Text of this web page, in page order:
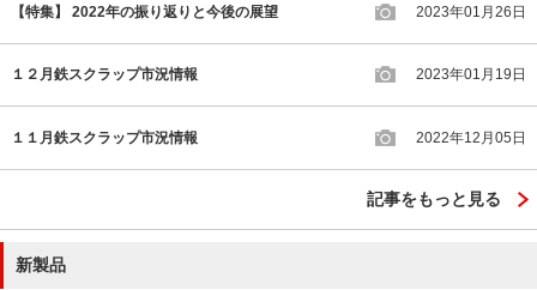
【特集】 2022年の振り返りと今後の展望 2023年01月26日
１２月鉄スクラップ市況情報 2023年01月19日
１１月鉄スクラップ市況情報 2022年12月05日
記事をもっと見る
新製品